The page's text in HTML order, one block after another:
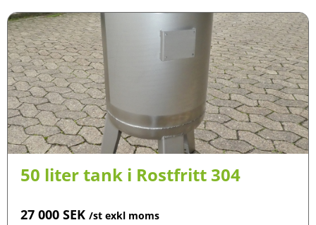
50 liter tank i Rostfritt 304
27 000 SEK /st exkl moms